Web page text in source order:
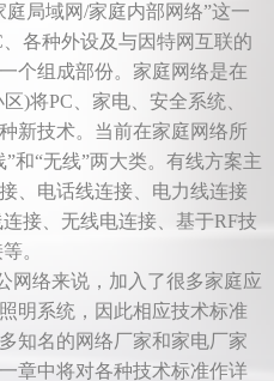
局域网/家庭内部网络”这一
各种外设及与因特网互联的
个组成部份。家庭网络是在
)将PC、家电、安全系统、
新技术。当前在家庭网络所
和“无线”两大类。有线方案主
、电话线连接、电力线连接
接、无线电连接、基于RF技
。
网络来说，加入了很多家庭应
明系统，因此相应技术标准
知名的网络厂家和家电厂家
章中将对各种技术标准作详